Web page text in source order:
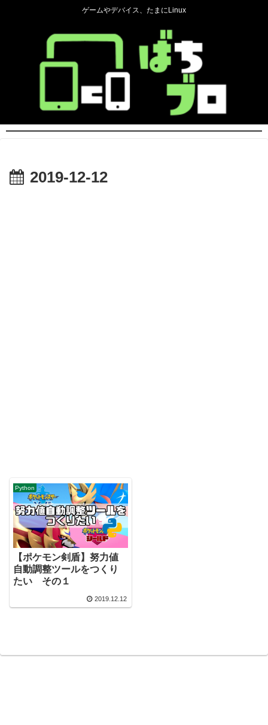
ゲームやデバイス、たまにLinux
2019-12-12
Python
【ポケモン剣盾】努力値
自動調整ツールをつくり
たい その１
2019.12.12